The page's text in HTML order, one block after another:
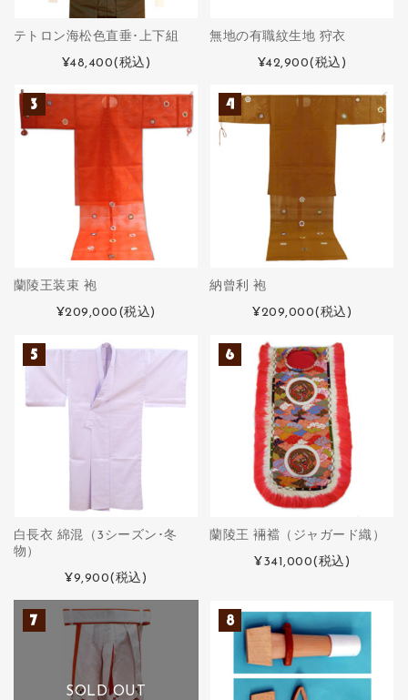
テトロン海松色直垂･上下組
¥48,400(税込)
無地の有職紋生地 狩衣
¥42,900(税込)
蘭陵王装束 袍
¥209,000 (税込)
納曾利 袍
¥209,000(税込)
白長衣 綿混（3シーズン･冬
物）
¥9,900(税込)
蘭陵王 裲襠（ジャガード織）
¥341,000(税込)
SOLD OUT